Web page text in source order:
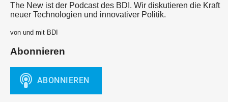
The New ist der Podcast des BDI. Wir diskutieren die Kraft
neuer Technologien und innovativer Politik.
von und mit BDI
Abonnieren